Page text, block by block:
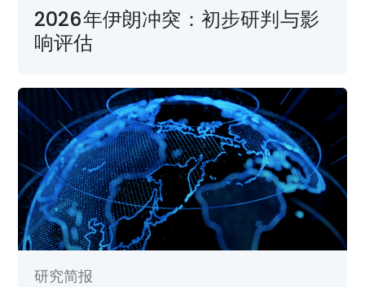
2026年伊朗冲突：初步研判与影
响评估
研究简报